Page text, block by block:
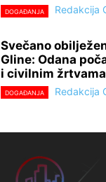
DOGAĐANJA Redakcija
Svečano
Gline: Odana
i civilnim
DOGAĐANJA Redakcija